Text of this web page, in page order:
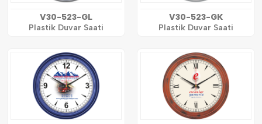
V30-523-GL
Plastik Duvar Saati
V30-523-GK
Plastik Duvar Saati